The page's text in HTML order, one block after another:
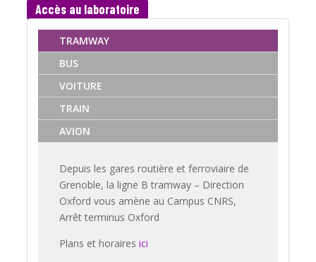
Accès au laboratoire
TRAMWAY
BUS
VOITURE
TRAIN
AVION
Depuis les gares routière et ferroviaire de
Grenoble, la ligne B tramway – Direction
Oxford vous amène au Campus CNRS,
Arrêt terminus Oxford
Plans et horaires ici